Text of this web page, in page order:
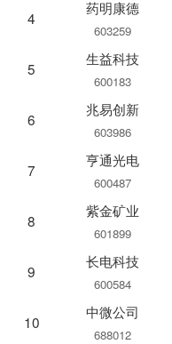
4
药明康德
603259
5
生益科技
600183
6
兆易创新
603986
7
亨通光电
600487
8
紫金矿业
601899
9
长电科技
600584
10
中微公司
688012